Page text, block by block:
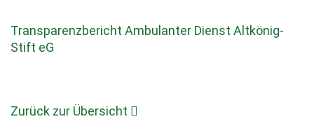
Transparenzbericht Ambulanter Dienst Altkönig-
Stift eG
Zurück zur Übersicht